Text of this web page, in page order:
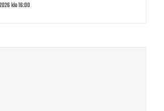
klo 16:00